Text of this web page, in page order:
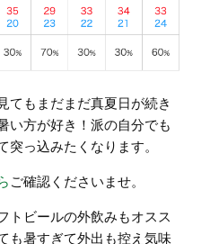
てもまだまだ真夏日が続き
い方が好き！派の自分でも
突っ込みたくなります。
ご確認くださいませ。
トビールの外飲みもオスス
も暑すぎて外出も控え気味